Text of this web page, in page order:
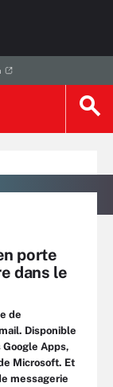
porte
dans le
de
Disponible
Apps,
Microsoft. Et
messagerie